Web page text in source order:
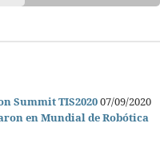
Summit TIS202007/09/2020
en Mundial de Robótica